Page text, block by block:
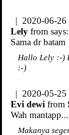
| 2020-06-26
Lely from says:
Sama dr batam
Hallo Lely :-)
:-)
| 2020-05-25
Evi dewi from
Wah
Makanya